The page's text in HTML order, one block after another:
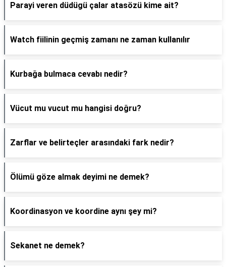
Parayi veren düdügü çalar atasözü kime ait?
Watch fiilinin geçmiş zamanı ne zaman kullanılır
Kurbağa bulmaca cevabı nedir?
Vücut mu vucut mu hangisi doğru?
Zarflar ve belirteçler arasındaki fark nedir?
Ölümü göze almak deyimi ne demek?
Koordinasyon ve koordine aynı şey mi?
Sekanet ne demek?